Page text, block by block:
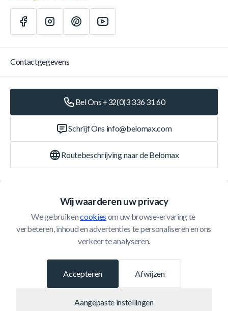
Wij waarderen uw privacy
We gebruiken cookies om uw browse-ervaring te
verbeteren, inhoud en advertenties te personaliseren en ons
verkeer te analyseren.
Afwijzen
Aangepaste instellingen
Accepteren
Klantenservice
Contactgegevens
Bel Ons +32(0)3 336 31 60
Schrijf Ons info@belomax.com
Routebeschrijving naar de Belomax